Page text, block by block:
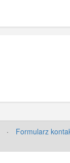
· Formularz